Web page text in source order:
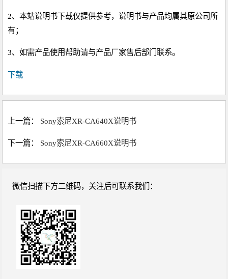
2、本站说明书下载仅提供参考，说明书与产品均属其原公司所
有；
3、如需产品使用帮助请与产品厂家售后部门联系。
下载
上一篇： Sony索尼XR-CA640X说明书
下一篇： Sony索尼XR-CA660X说明书
微信扫描下方二维码，关注后可联系我们：